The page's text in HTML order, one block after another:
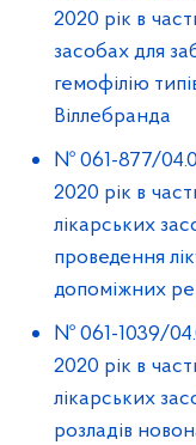
2020 рік в
засобах для
гемофілію
Віллебранда
№ 061-877/
2020 рік в
лікарських
проведення
допоміжних
№ 061-1039/
2020 рік в
лікарських
розладів